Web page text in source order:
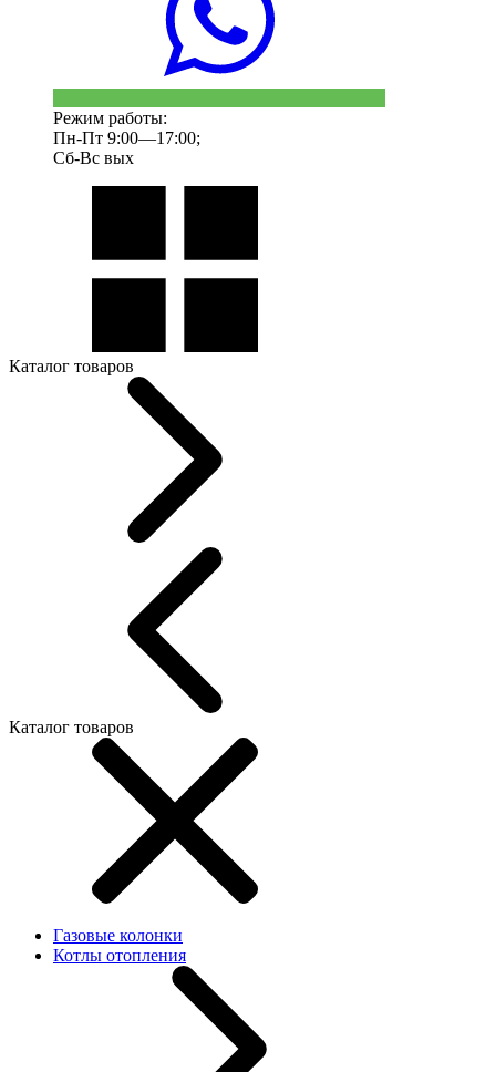
Режим работы:
Пн-Пт 9:00—17:00;
Сб-Вс вых
Каталог товаров
Каталог товаров
Газовые колонки
Котлы отопления